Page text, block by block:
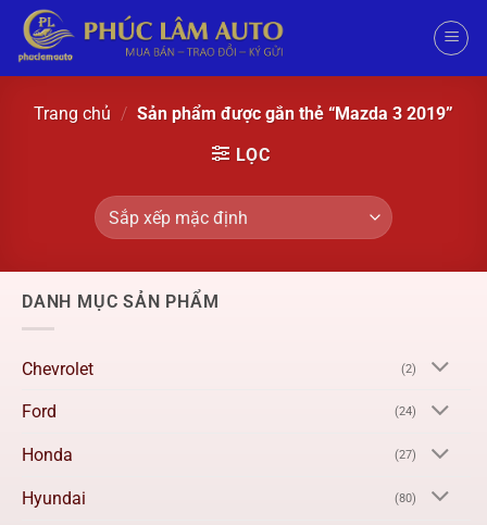
Trang chủ / Sản phẩm được gắn thẻ “Mazda 3 2019”
LỌC
DANH MỤC SẢN PHẨM
Chevrolet (2)
Ford (24)
Honda (27)
Hyundai (80)